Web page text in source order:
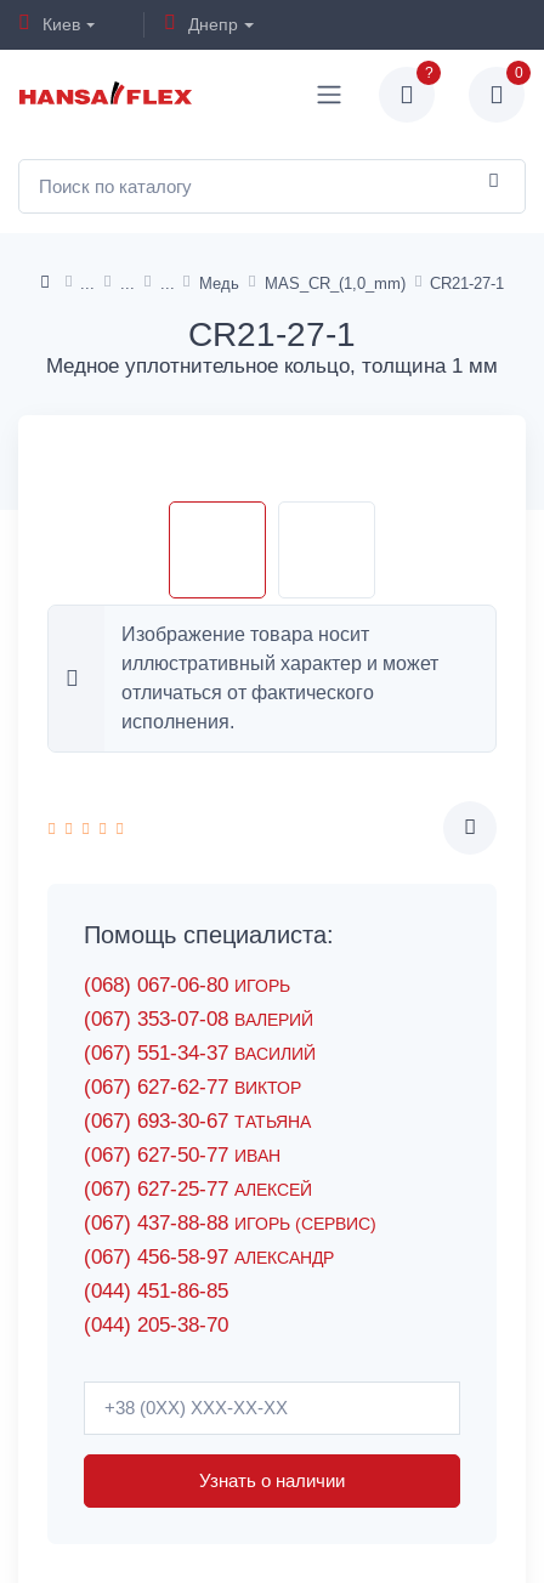
Киев Днепр
? 0
Медь MAS_CR_(1,0_mm) CR21-27-1
CR21-27-1
Медное уплотнительное кольцо, толщина 1 мм
Изображение товара носит
иллюстративный характер и может
отличаться от фактического
исполнения.
Помощь специалиста:
(068) 067-06-80 ИГОРЬ
(067) 353-07-08 ВАЛЕРИЙ
(067) 551-34-37 ВАСИЛИЙ
(067) 627-62-77 ВИКТОР
(067) 693-30-67 ТАТЬЯНА
(067) 627-50-77 ИВАН
(067) 627-25-77 АЛЕКСЕЙ
(067) 437-88-88 ИГОРЬ (СЕРВИС)
(067) 456-58-97 АЛЕКСАНДР
(044) 451-86-85
(044) 205-38-70
Узнать о наличии